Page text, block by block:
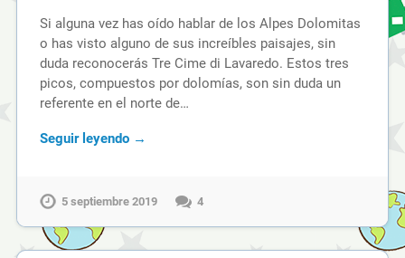
Si alguna vez has oído hablar de los Alpes Dolomitas
o has visto alguno de sus increíbles paisajes, sin
duda reconocerás Tre Cime di Lavaredo. Estos tres
picos, compuestos por dolomías, son sin duda un
referente en el norte de…
Seguir leyendo →
5 septiembre 2019 4